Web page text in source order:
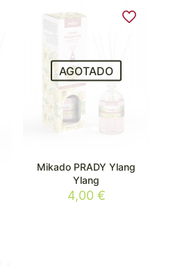
AGOTADO
Mikado PRADY Ylang
Ylang
4,00 €